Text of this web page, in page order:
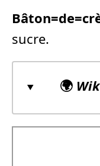
sucre.
🌍